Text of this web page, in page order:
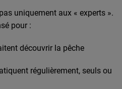
uniquement aux « experts ».
pour :
découvrir la pêche
régulièrement, seuls ou